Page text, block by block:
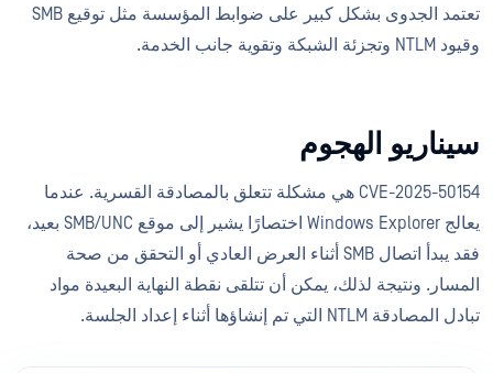
تعتمد الجدوى بشكل كبير على ضوابط المؤسسة مثل توقيع SMB
وقيود NTLM وتجزئة الشبكة وتقوية جانب الخدمة.
سيناريو الهجوم
CVE-2025-50154 هي مشكلة تتعلق بالمصادقة القسرية. عندما
يعالج Windows Explorer اختصارًا يشير إلى موقع SMB/UNC بعيد،
فقد يبدأ اتصال SMB أثناء العرض العادي أو التحقق من صحة
المسار. ونتيجة لذلك، يمكن أن تتلقى نقطة النهاية البعيدة مواد
تبادل المصادقة NTLM التي تم إنشاؤها أثناء إعداد الجلسة.